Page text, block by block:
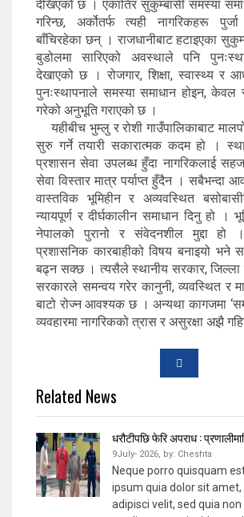
देखिएको छ । एकातिर सुकुम्बासी समस्या
गरिन्छ, अर्कोतर्फ त्यही नागरिकहरू
बाँचिरहेका छन् । राजधानीबाट हटाइएका
बुडोलमा सारिएको अवस्थाले पनि
देखाएको छ । रोजगार, शिक्षा, स्वास्थ्य र
पुनःस्थापनाले समस्या समाधान होइन, केवल
गरेको अनुभूति गराएको छ ।
यहीबीच भुम्लु र रोशी गाउँपालिकाबाट
सुरु गर्ने तयारी सकारात्मक कदम हो ।
प्रशासन सेवा उपलब्ध हुँदा नागरिकलाई
सेवा विस्तार मात्र पर्याप्त हुँदैन । सबैभन्दा
वास्तविक भूमिहीन र अव्यवस्थित
न्यायपूर्ण र दीर्घकालीन समाधान दिनु हो ।
नेपालको पुरानो र संवेदनशील मुद्दा
प्रशासनिक कारबाहीको विषय बनाइयो भने
बढ्न सक्छ । त्यसैले स्थानीय सरकार, जिल्ला
सरकारले समन्वय गरेर कानुनी, व्यवस्थित र
बाटो रोज्न आवश्यक छ । अन्यथा कागजमा
व्यवहारमा नागरिकको त्रास र असुरक्षा अझै
Related News
धरौटीपछि फेरि अपराध :
9July- 2026, by: Cheshta
Neque porro quisquam
ipsum quia dolor sit
adipisci velit, sed quia